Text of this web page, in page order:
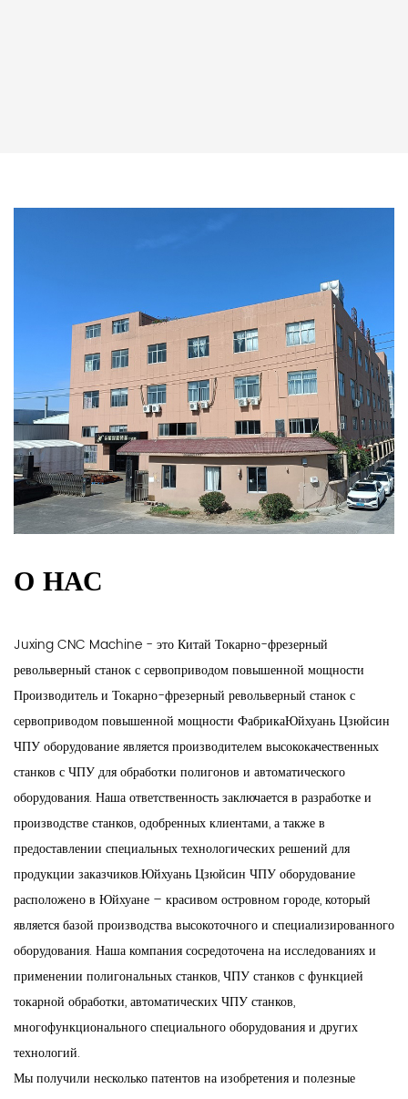
О НАС
Juxing CNC Machine - этоКитай Токарно-фрезерный
револьверный станок с сервоприводом повышенной мощности
Производительи Токарно-фрезерный револьверный станок с
сервоприводом повышенной мощности ФабрикаЮйхуань Цзюйсин
ЧПУ оборудование является производителем высококачественных
станков с ЧПУ для обработки полигонов и автоматического
оборудования. Наша ответственность заключается в разработке и
производстве станков, одобренных клиентами, а также в
предоставлении специальных технологических решений для
продукции заказчиков.Юйхуань Цзюйсин ЧПУ оборудование
расположено в Юйхуане – красивом островном городе, который
является базой производства высокоточного и специализированного
оборудования. Наша компания сосредоточена на исследованиях и
применении полигональных станков, ЧПУ станков с функцией
токарной обработки, автоматических ЧПУ станков,
многофункционального специального оборудования и других
технологий.
Мы получили несколько патентов на изобретения и полезные